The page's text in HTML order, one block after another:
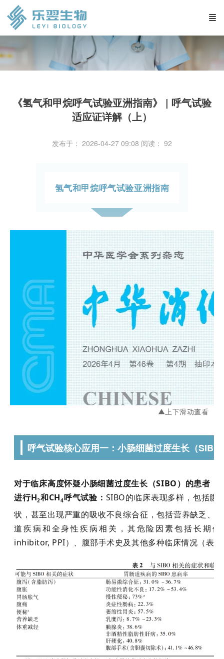
《氢气和甲烷呼气试验亚洲指南》 | 呼气试验
适应证详解（上）
发布于： 2026-04-27 09:08 阅读： 92
氢气和甲烷呼气试验亚洲指南
▲上下滑动查看
呼气试验核心应用一：小肠细菌过度生长（SIBO
对于临床高度怀疑小肠细菌过度生长（SIBO）的患者，
进行H2和CH4呼气试验： SIBO的临床表现多样，包括腹
状，甚至出现严重的吸收不良综合征，包括营养缺乏、
道疾病和全身性疾病相关，其危险因素包括长期
inhibitor, PPI）、腹部手术史及其他多种临床情况（表2